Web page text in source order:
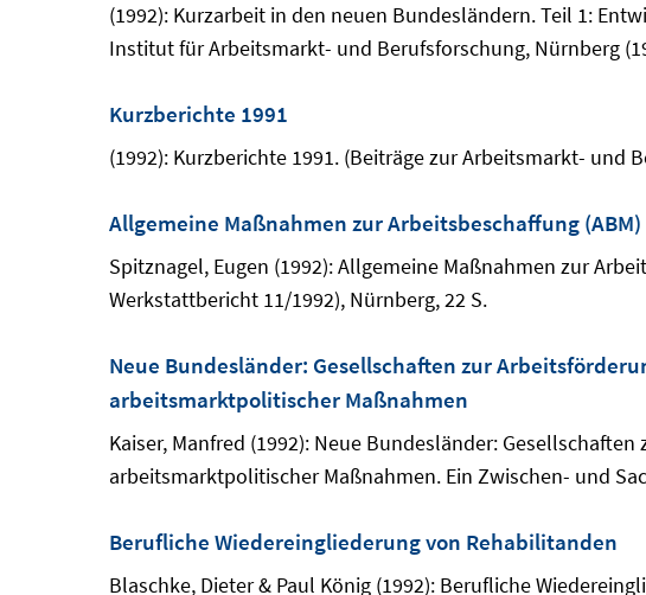
(1992): Kurzarbeit in den neuen Bundesländern. Teil 1:
Institut für Arbeitsmarkt- und Berufsforschung, Nürnberg
Kurzberichte 1991
(1992): Kurzberichte 1991. (Beiträge zur Arbeitsmarkt- und
Allgemeine Maßnahmen zur Arbeitsbeschaffung
Spitznagel, Eugen (1992): Allgemeine Maßnahmen zur
Werkstattbericht 11/1992), Nürnberg, 22 S.
Neue Bundesländer: Gesellschaften zur
arbeitsmarktpolitischer Maßnahmen
Kaiser, Manfred (1992): Neue Bundesländer:
arbeitsmarktpolitischer Maßnahmen. Ein Zwischen- und
Berufliche Wiedereingliederung von Rehabilitanden
Blaschke, Dieter & Paul König (1992): Berufliche